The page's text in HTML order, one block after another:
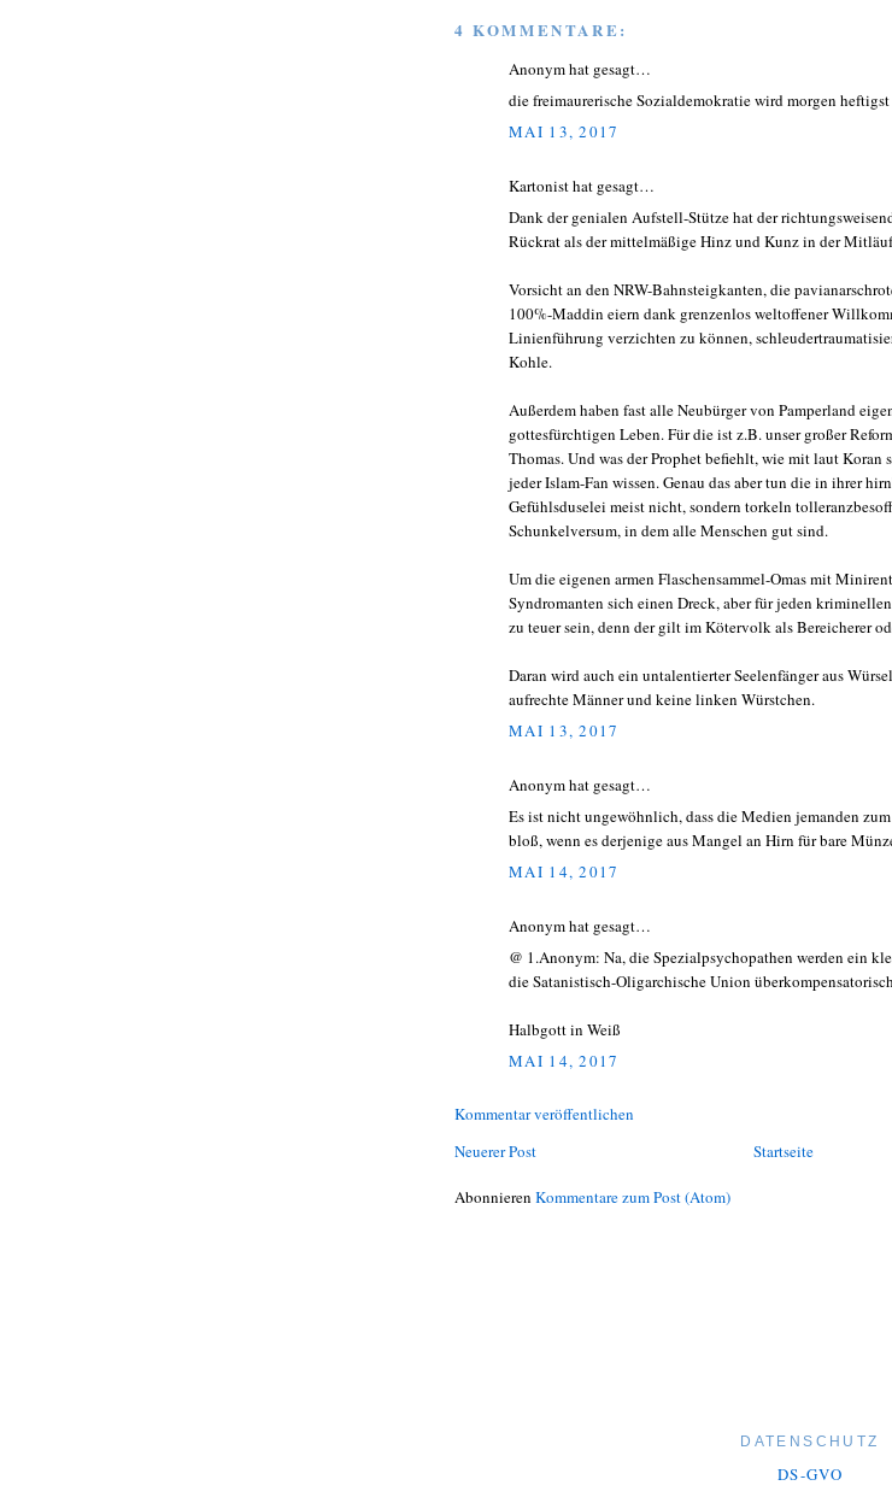
4 KOMMENTARE:
Anonym hat gesagt…
die freimaurerische Sozialdemokratie wird morgen
MAI 13, 2017
Kartonist hat gesagt…
Dank der genialen Aufstell-Stütze hat der
Rückrat als der mittelmäßige Hinz und Kunz in der
Vorsicht an den NRW-Bahnsteigkanten, die
100%-Maddin eiern dank grenzenlos weltoffener
Linienführung verzichten zu können,
Kohle.
Außerdem haben fast alle Neubürger von Pamperland
gottesfürchtigen Leben. Für die ist z.B. unser großer
Thomas. Und was der Prophet befiehlt, wie mit laut Koran
jeder Islam-Fan wissen. Genau das aber tun die in ihrer
Gefühlsduselei meist nicht, sondern torkeln
Schunkelversum, in dem alle Menschen gut sind.
Um die eigenen armen Flaschensammel-Omas mit
Syndromanten sich einen Dreck, aber für jeden
zu teuer sein, denn der gilt im Kötervolk als Bereicherer
Daran wird auch ein untalentierter Seelenfänger aus
aufrechte Männer und keine linken Würstchen.
MAI 13, 2017
Anonym hat gesagt…
Es ist nicht ungewöhnlich, dass die Medien jemanden
bloß, wenn es derjenige aus Mangel an Hirn für bare
MAI 14, 2017
Anonym hat gesagt…
@ 1.Anonym: Na, die Spezialpsychopathen werden ein
die Satanistisch-Oligarchische Union
Halbgott in Weiß
MAI 14, 2017
Kommentar veröffentlichen
Neuerer Post
Startseite
Abonnieren Kommentare zum Post (Atom)
DATENSCHUTZ
DS-GVO